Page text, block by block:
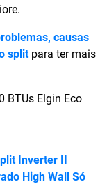
causas
splitpara ter mais
Inverter II
High Wall Só